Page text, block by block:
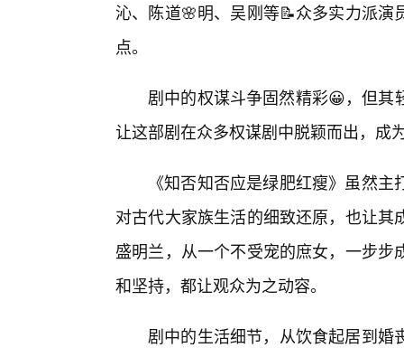
沁、陈道🌸明、吴刚等📝众多实力派
点。
剧中的权谋斗争固然精彩😀，但
让这部剧在众多权谋剧中脱颖而出，成
《知否知否应是绿肥红瘦》虽然
对古代大家族生活的细致还原，也让
盛明兰，从一个不受宠的庶女，一步
和坚持，都让观众为之动容。
剧中的生活细节，从饮食起居到